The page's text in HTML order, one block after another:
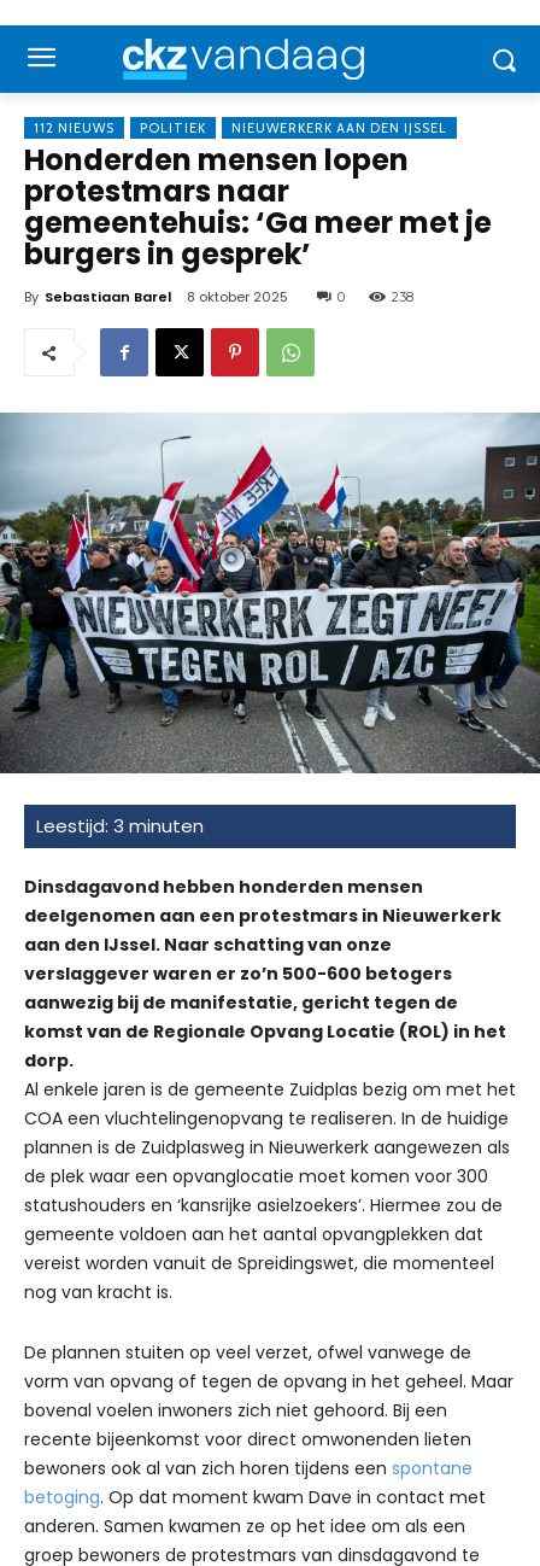
112 NIEUWS POLITIEK NIEUWERKERK AAN DEN IJSSEL
Honderden mensen lopen
protestmars naar
gemeentehuis: ‘Ga meer met je
burgers in gesprek’
By Sebastiaan Barel 8 oktober 2025 0 238
Dinsdagavond hebben honderden mensen
deelgenomen aan een protestmars in Nieuwerkerk
aan den IJssel. Naar schatting van onze
verslaggever waren er zo’n 500-600 betogers
aanwezig bij de manifestatie, gericht tegen de
komst van de Regionale Opvang Locatie (ROL) in het
dorp.
Al enkele jaren is de gemeente Zuidplas bezig om met het
COA een vluchtelingenopvang te realiseren. In de huidige
plannen is de Zuidplasweg in Nieuwerkerk aangewezen als
de plek waar een opvanglocatie moet komen voor 300
statushouders en ‘kansrijke asielzoekers’. Hiermee zou de
gemeente voldoen aan het aantal opvangplekken dat
vereist worden vanuit de Spreidingswet, die momenteel
nog van kracht is.
De plannen stuiten op veel verzet, ofwel vanwege de
vorm van opvang of tegen de opvang in het geheel. Maar
bovenal voelen inwoners zich niet gehoord. Bij een
recente bijeenkomst voor direct omwonenden lieten
bewoners ook al van zich horen tijdens een spontane
betoging. Op dat moment kwam Dave in contact met
anderen. Samen kwamen ze op het idee om als een
groep bewoners de protestmars van dinsdagavond te